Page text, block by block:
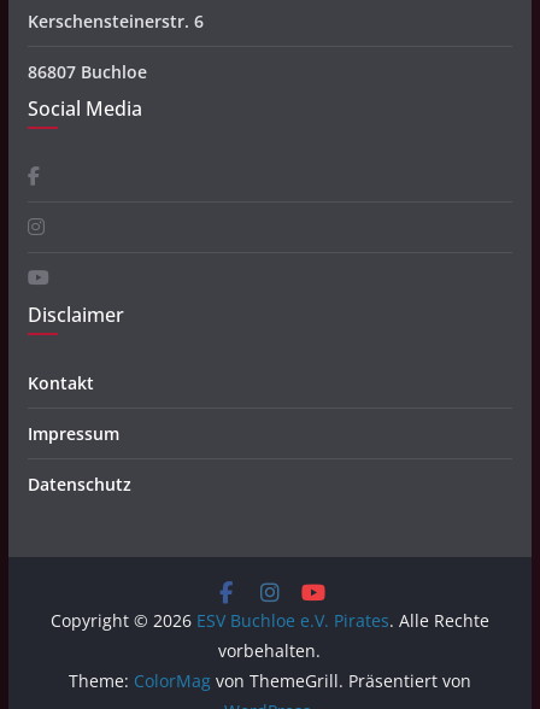
Kerschensteinerstr. 6
86807 Buchloe
Social Media
Disclaimer
Kontakt
Impressum
Datenschutz
Copyright © 2026 ESV Buchloe e.V. Pirates. Alle Rechte
vorbehalten.
Theme: ColorMagvon ThemeGrill. Präsentiert von